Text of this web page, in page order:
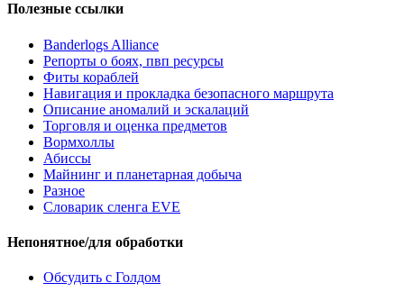
Полезные ссылки
Banderlogs Alliance
Репорты о боях, пвп ресурсы
Фиты кораблей
Навигация и прокладка безопасного маршрута
Описание аномалий и эскалаций
Торговля и оценка предметов
Вормхоллы
Абиссы
Майнинг и планетарная добыча
Разное
Словарик сленга EVE
Непонятное/для обработки
Обсудить с Голдом